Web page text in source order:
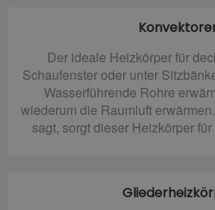
Der ideale Heizkörper für
Schaufenster oder unter
Wasserführende Rohre
wiederum die Raumluft
sagt, sorgt dieser Heizkörper